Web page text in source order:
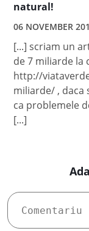
natural!
06 NOVEMBER
[...] scriam un
de 7 miliarde la
http://
miliarde/ , daca
ca problemele
[...]